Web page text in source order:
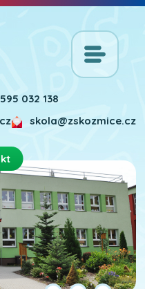
032 138
skola@zskozmice.cz